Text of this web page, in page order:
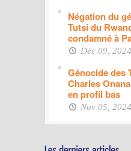
Négation du
Tutsi du
condamné à
Déc 09, 2024
Génocide des
Charles
en profil bas
Nov 05, 2024